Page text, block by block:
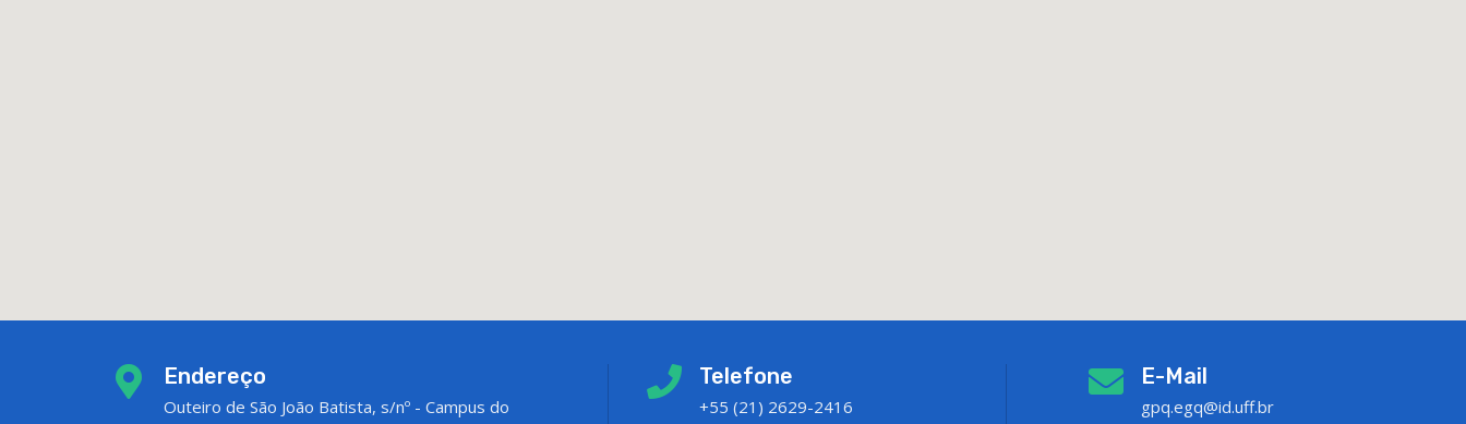
Endereço
Outeiro de São João Batista, s/nº - Campus do
Telefone
+55 (21) 2629-2416
E-Mail
gpq.egq@id.uff.br